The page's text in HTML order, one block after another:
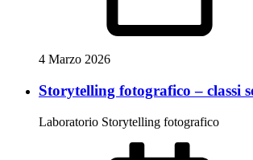
4 Marzo 2026
Storytelling fotografico – classi
Laboratorio Storytelling fotografico